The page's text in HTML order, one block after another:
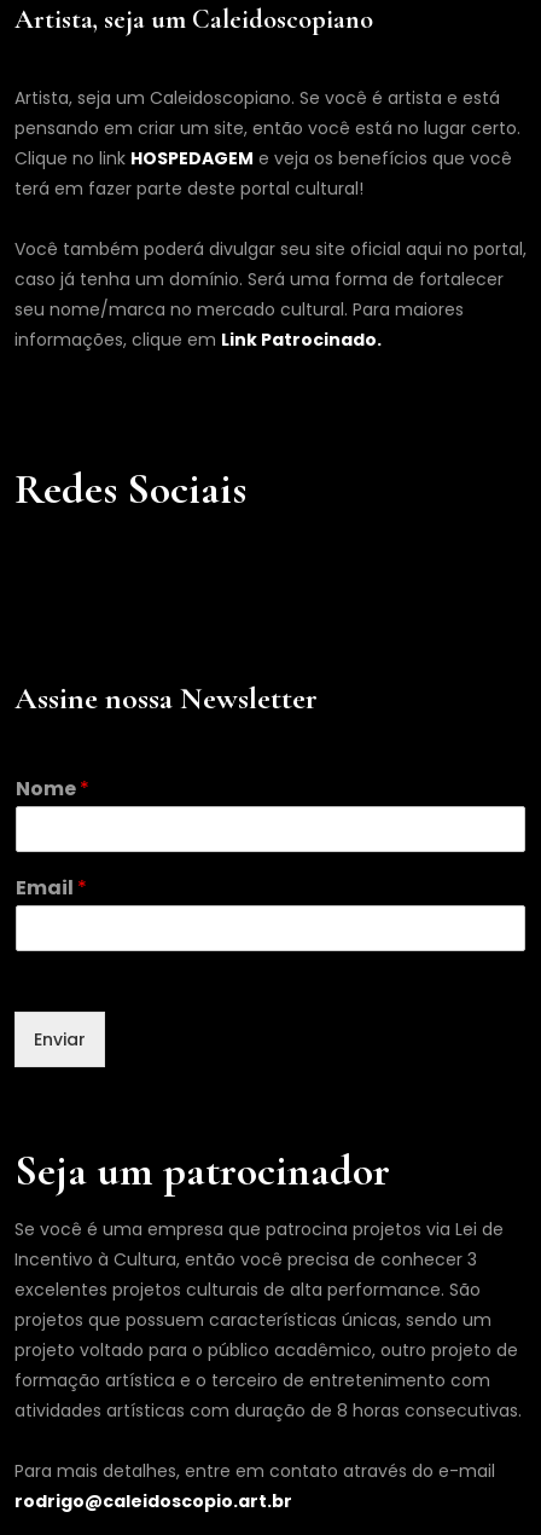
Artista, seja um Caleidoscopiano
Artista, seja um Caleidoscopiano. Se você é artista e está
pensando em criar um site, então você está no lugar certo.
Clique no link HOSPEDAGEM e veja os benefícios que você
terá em fazer parte deste portal cultural!
Você também poderá divulgar seu site oficial aqui no portal,
caso já tenha um domínio. Será uma forma de fortalecer
seu nome/marca no mercado cultural. Para maiores
informações, clique em Link Patrocinado.
Redes Sociais
Assine nossa Newsletter
Nome*
*
E
a
N
m
Email *
Enviar
Seja um patrocinador
Se você é uma empresa que patrocina projetos via Lei de
Incentivo à Cultura, então você precisa de conhecer 3
excelentes projetos culturais de alta performance. São
projetos que possuem características únicas, sendo um
projeto voltado para o público acadêmico, outro projeto de
formação artística e o terceiro de entretenimento com
atividades artísticas com duração de 8 horas consecutivas.
Para mais detalhes, entre em contato através do e-mail
rodrigo@caleidoscopio.art.br